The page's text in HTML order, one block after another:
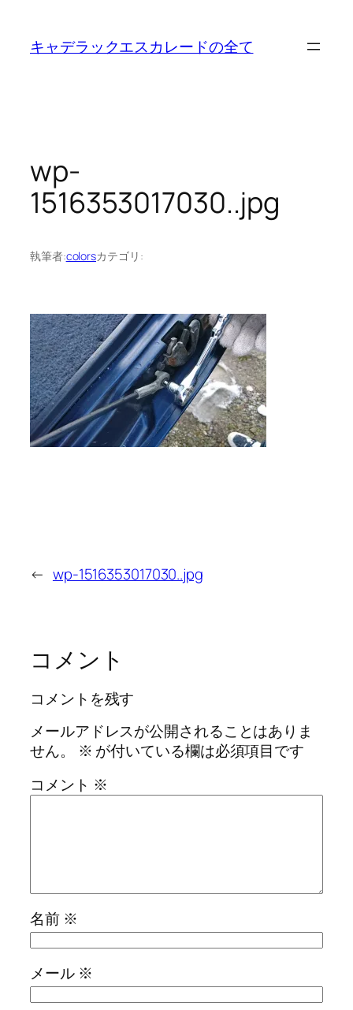
キャデラックエスカレードの全て
wp-
1516353017030..jpg
執筆者:colorsカテゴリ:
← wp-1516353017030..jpg
コメント
コメントを残す
メールアドレスが公開されることはありま
せん。
※ が付いている欄は必須項目です
コメント ※
名前 ※
メール ※